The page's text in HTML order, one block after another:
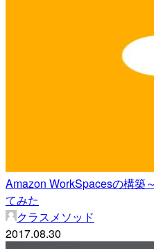
Amazon WorkSpacesの構築
てみた
クラスメソッド
2017.08.30